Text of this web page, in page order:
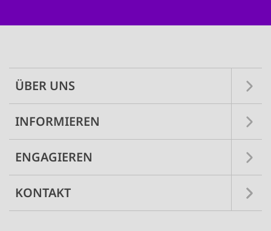
ÜBER UNS
INFORMIEREN
ENGAGIEREN
KONTAKT